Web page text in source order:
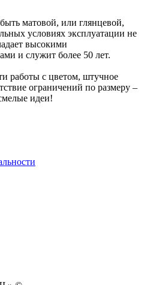
матовой, или глянцевой,
условиях эксплуатации не
высокими
и служит более 50 лет.
работы с цветом, штучное
ограничений по размеру –
идеи!